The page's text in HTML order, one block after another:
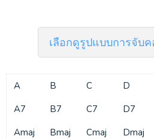
เลือกดูรูปแบบการจับ
A B C D
A7
B7 C7 D7
Amaj
Bmaj
Cmaj
Dmaj